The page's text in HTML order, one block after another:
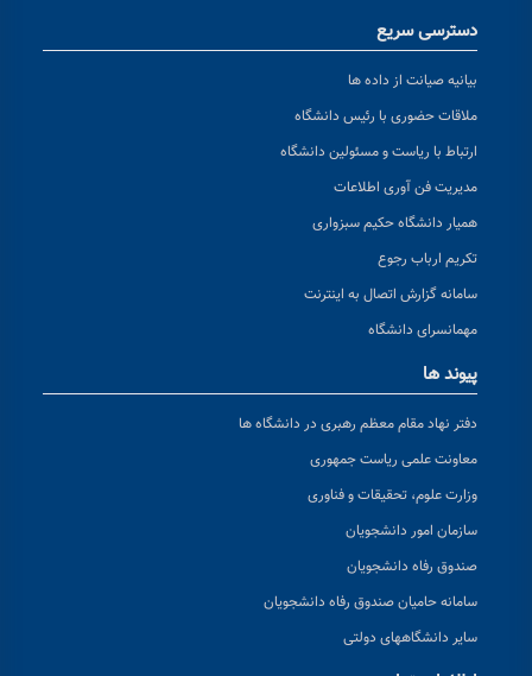
دسترسی سریع
بیانیه صیانت از داده ها
ملاقات حضوری با رئیس دانشگاه
ارتباط با ریاست و مسئولین دانشگاه
مدیریت فن آوری اطلاعات
همیار دانشگاه حکیم سبزواری
تکریم ارباب رجوع
سامانه گزارش اتصال به اینترنت
مهمانسرای دانشگاه
پیوند ها
دفتر نهاد مقام معظم رهبری در دانشگاه ها
معاونت علمی ریاست جمهوری
وزارت علوم، تحقیقات و فناوری
سازمان امور دانشجویان
صندوق رفاه دانشجویان
سامانه حامیان صندوق رفاه دانشجویان
سایر دانشگاههای دولتی